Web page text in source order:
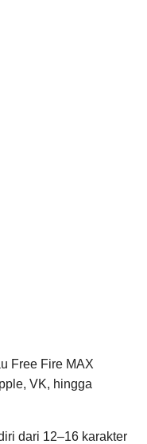
Free Fire MAX
VK, hingga
dari 12–16 karakter